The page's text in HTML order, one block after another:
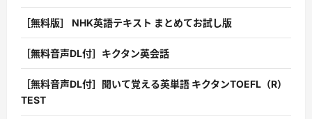
［無料版］ NHK英語テキスト まとめてお試し版
［無料音声DL付］キクタン英会話
［無料音声DL付］聞いて覚える英単語 キクタンTOEFL（R）
TEST